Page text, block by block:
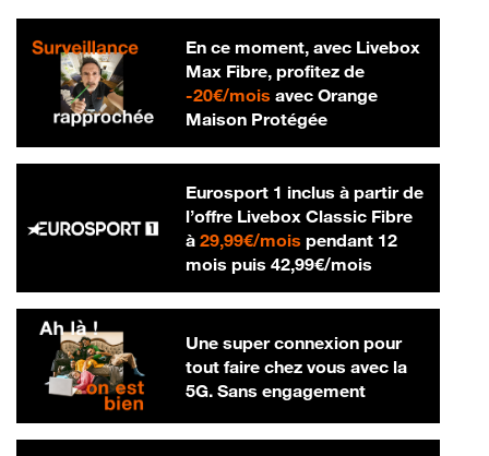
En ce moment, avec Livebox
Max Fibre, profitez de
-20€/mois20 € par mois
avec Orange
Maison Protégée
Eurosport 1 inclus à partir de
l’offre Livebox Classic Fibre
à 29,99€/mois29,99 € par mois
pendant 12
mois puis 42,99€/mois42,99 € par
Une super connexion pour
tout faire chez vous avec la
5G. Sans engagement